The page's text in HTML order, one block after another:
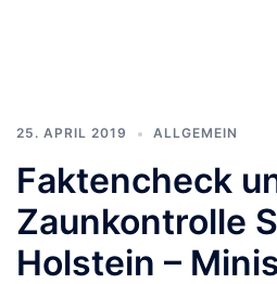
25. APRIL 2019 ALLGEMEIN
Faktencheck
Zaunkontrolle
Holstein –